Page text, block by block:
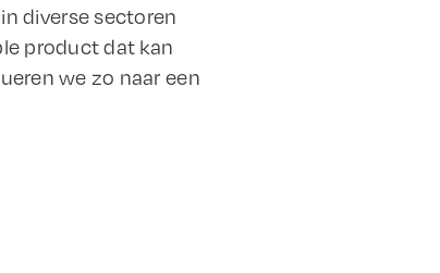
diverse sectoren
product dat kan
we zo naar een